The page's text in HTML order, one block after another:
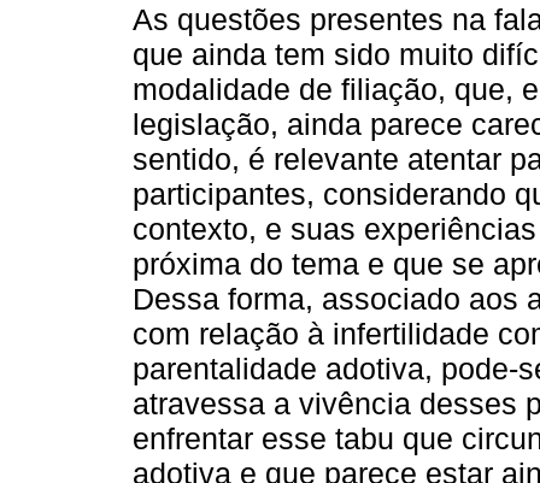
As questões presentes na
que ainda tem sido muito
modalidade de filiação, que,
legislação, ainda parece
sentido, é relevante atentar
participantes, considerando
contexto, e suas
próxima do tema e que se
Dessa forma, associado aos
com relação à infertilidade
parentalidade adotiva, pode-
atravessa a vivência desses
enfrentar esse tabu que
adotiva e que parece estar